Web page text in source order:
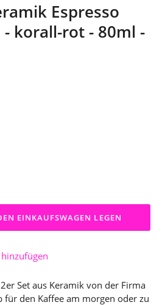
Espresso
- korall-rot - 80ml -
EINKAUFSWAGEN LEGEN
2er Set aus Keramik von der Firma
für den Kaffee am morgen oder zu